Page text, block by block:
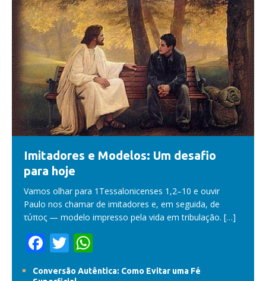
Imitadores e Modelos: Um desafio
para hoje
Vamos olhar para 1Tessalonicenses 1,2–10 e ouvir
Paulo nos chamar de imitadores e, em seguida, de
τύπος — modelo impresso pela vida em tribulação. […]
F T
w h
Conversão Autêntica: Como Evitar uma Fé